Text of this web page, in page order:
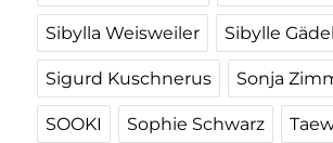
Sibylla Weisweiler Sibylle
Sigurd Kuschnerus Sonja
SOOKI Sophie Schwarz